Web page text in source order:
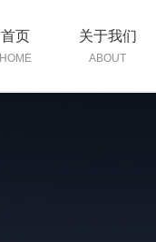
首页
HOME
关于我们
ABOUT